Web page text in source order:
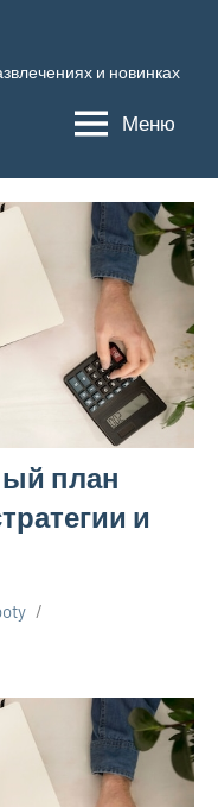
и новинках
Меню
план
и